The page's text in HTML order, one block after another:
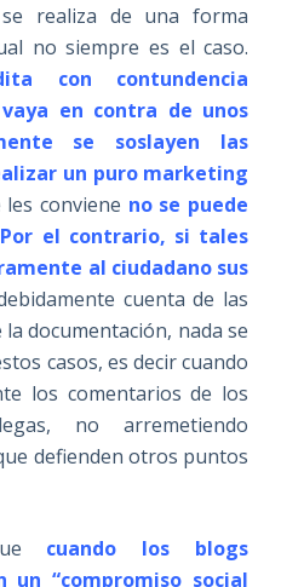
realiza de una forma
no siempre es el caso.
con contundencia
en contra de unos
se soslayen las
un puro marketing
conviene no se puede
Por el contrario, si tales
al ciudadano sus
cuenta de las
documentación, nada se
casos, es decir cuando
los comentarios de los
no arremetiendo
defienden otros puntos
cuando los blogs
un “compromiso social